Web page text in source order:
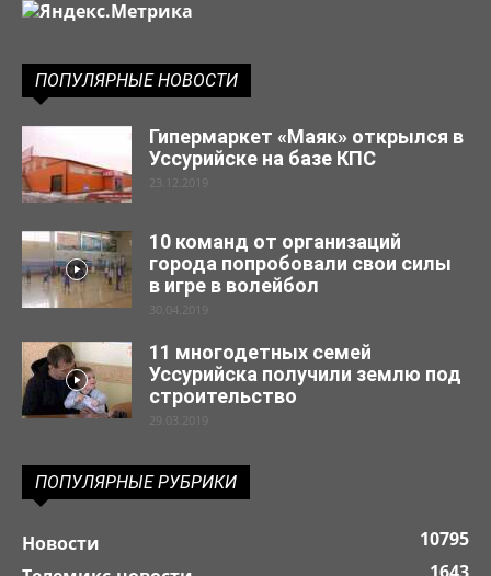
ПОПУЛЯРНЫЕ НОВОСТИ
Гипермаркет «Маяк» открылся в
Уссурийске на базе КПС
23.12.2019
10 команд от организаций
города попробовали свои силы
в игре в волейбол
30.04.2019
11 многодетных семей
Уссурийска получили землю под
строительство
29.03.2019
ПОПУЛЯРНЫЕ РУБРИКИ
Новости
10795